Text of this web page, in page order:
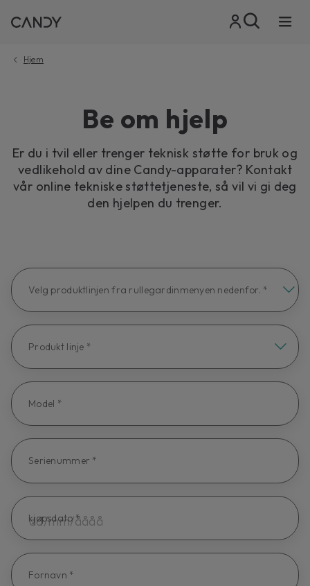
Hjem
Be om hjelp
Er du i tvil eller trenger teknisk støtte for bruk og
vedlikehold av dine Candy-apparater? Kontakt
vår online tekniske støttetjeneste, så vil vi gi deg
den hjelpen du trenger.
Velg produktlinjen fra rullegardinmenyen nedenfor. *
Produkt linje *
Model *
Serienummer *
kjøpsdato *
Fornavn *